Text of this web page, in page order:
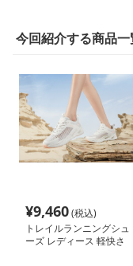
今回紹介する商品一
¥9,460(税込)
トレイルランニングシュ
ーズ レディース 軽快さ